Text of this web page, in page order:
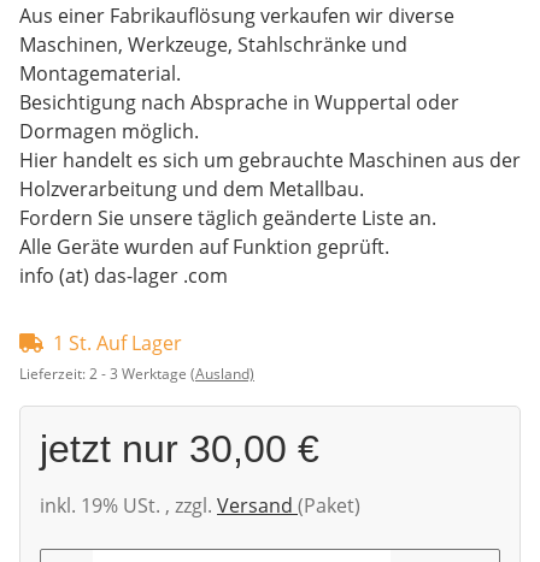
Aus einer Fabrikauflösung verkaufen wir diverse
Maschinen, Werkzeuge, Stahlschränke und
Montagematerial.
Besichtigung nach Absprache in Wuppertal oder
Dormagen möglich.
Hier handelt es sich um gebrauchte Maschinen aus der
Holzverarbeitung und dem Metallbau.
Fordern Sie unsere täglich geänderte Liste an.
Alle Geräte wurden auf Funktion geprüft.
info (at) das-lager .com
1 St. Auf Lager
Lieferzeit:2 - 3 Werktage (Ausland)
jetzt nur 30,00 €
inkl. 19% USt. , zzgl. Versand (Paket)